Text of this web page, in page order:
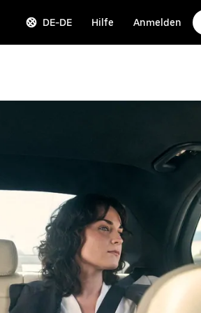
DE-DE Hilfe Anmelden